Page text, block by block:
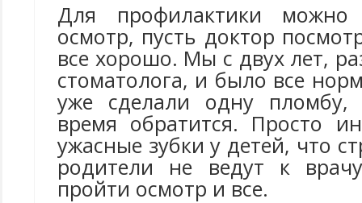
Для профилактики можно
осмотр, пусть доктор
все хорошо. Мы с двух лет,
стоматолога, и было все
уже сделали одну пломбу,
время обратится. Просто
ужасные зубки у детей, что
родители не ведут к
пройти осмотр и все.